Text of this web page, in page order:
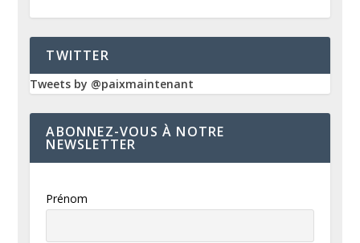
TWITTER
Tweets by @paixmaintenant
ABONNEZ-VOUS À NOTRE
NEWSLETTER
Prénom